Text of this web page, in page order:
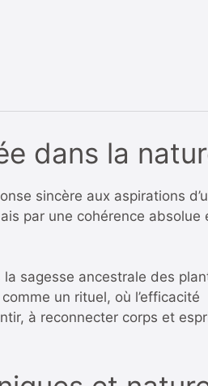
dans la
sincère aux aspirations
par une cohérence absolue
sagesse ancestrale des
un rituel, où l’efficacité
à reconnecter corps et